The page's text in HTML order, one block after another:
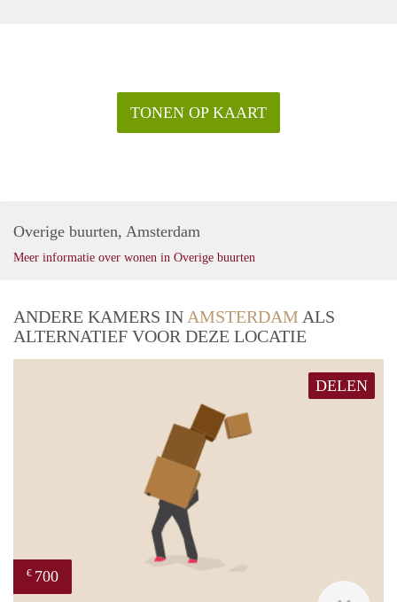
TONEN OP KAART
Overige buurten, Amsterdam
Meer informatie over wonen in Overige buurten
ANDERE KAMERS IN AMSTERDAM ALS
ALTERNATIEF VOOR DEZE LOCATIE
DELEN
€ 700